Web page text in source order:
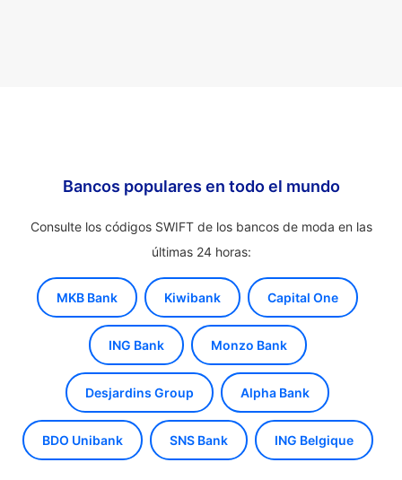
Bancos populares en todo el mundo
Consulte los códigos SWIFT de los bancos de moda en las
últimas 24 horas:
MKB Bank Kiwibank Capital One
ING Bank Monzo Bank
Desjardins Group Alpha Bank
BDO Unibank SNS Bank ING Belgique